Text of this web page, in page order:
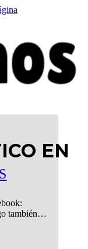
EN
también…